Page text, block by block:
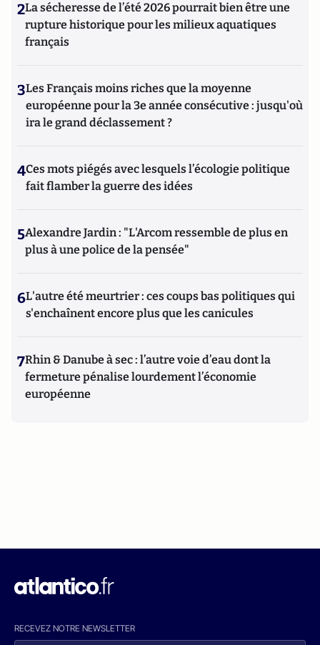
2La sécheresse de l’été 2026 pourrait bien être une
rupture historique pour les milieux aquatiques
français
3Les Français moins riches que la moyenne
européenne pour la 3e année consécutive : jusqu'où
ira le grand déclassement ?
4Ces mots piégés avec lesquels l’écologie politique
fait flamber la guerre des idées
5Alexandre Jardin : "L'Arcom ressemble de plus en
plus à une police de la pensée"
6L'autre été meurtrier : ces coups bas politiques qui
s'enchaînent encore plus que les canicules
7Rhin & Danube à sec : l’autre voie d’eau dont la
fermeture pénalise lourdement l’économie
européenne
RECEVEZ NOTRE NEWSLETTER